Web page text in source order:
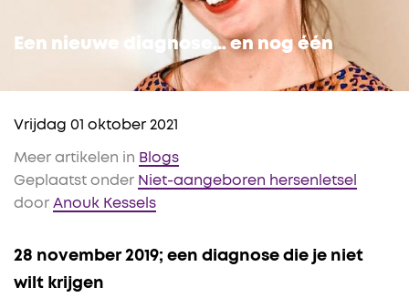
Een nieuwe diagnose… en nog één
Vrijdag 01 oktober 2021
Meer artikelen in Blogs
Geplaatst onder Niet-aangeboren hersenletsel
door Anouk Kessels
28 november 2019; een diagnose die je niet
wilt krijgen